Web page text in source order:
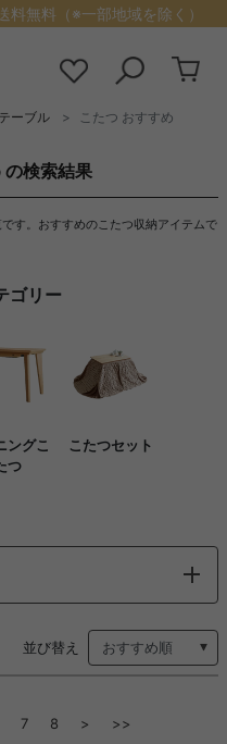
無料（※一部地域を除く）
ーブル こたつ おすすめ
の検索結果
す。おすすめのこたつ収納アイテムで
ゴリー
ングこ
つ
こたつセット
並び替え
7 8 >
>>